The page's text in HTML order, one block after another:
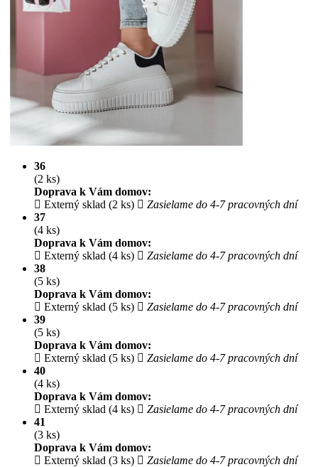
36
(2 ks)
Doprava k Vám domov:
Externý sklad (2 ks)
Zasielame do 4-7 pracovných dní
37
(4 ks)
Doprava k Vám domov:
Externý sklad (4 ks)
Zasielame do 4-7 pracovných dní
38
(5 ks)
Doprava k Vám domov:
Externý sklad (5 ks)
Zasielame do 4-7 pracovných dní
39
(5 ks)
Doprava k Vám domov:
Externý sklad (5 ks)
Zasielame do 4-7 pracovných dní
40
(4 ks)
Doprava k Vám domov:
Externý sklad (4 ks)
Zasielame do 4-7 pracovných dní
41
(3 ks)
Doprava k Vám domov:
Externý sklad (3 ks)
Zasielame do 4-7 pracovných dní